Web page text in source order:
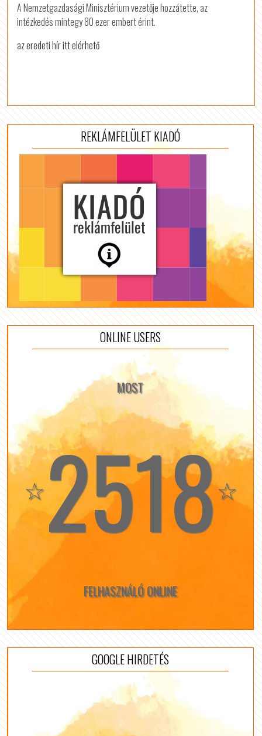
A Nemzetgazdasági Minisztérium vezetője hozzátette, az
intézkedés mintegy 80 ezer embert érint.
az eredeti hír itt elérhető
REKLÁMFELÜLET KIADÓ
ONLINE USERS
MOST
☆2518☆
FELHASZNÁLÓ ONLINE
GOOGLE HIRDETÉS